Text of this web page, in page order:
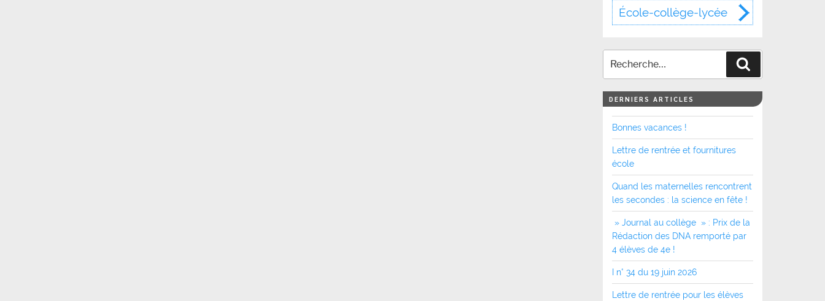
École-collège-lycée
DERNIERS ARTICLES
Bonnes vacances !
Lettre de rentrée et fournitures
école
Quand les maternelles rencontrent
les secondes : la science en fête !
» Journal au collège » : Prix de la
Rédaction des DNA remporté par
4 élèves de 4e !
I n° 34 du 19 juin 2026
Lettre de rentrée pour les élèves